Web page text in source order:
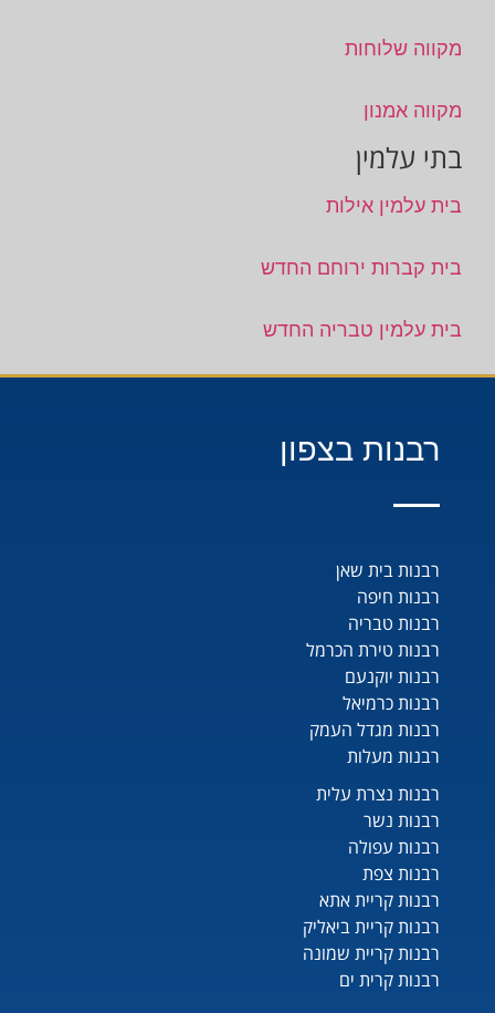
מקווה שלוחות
מקווה אמנון
בתי עלמין
בית עלמין אילות
בית קברות ירוחם החדש
בית עלמין טבריה החדש
רבנות בצפון
רבנות בית שאן
רבנות חיפה
רבנות טבריה
רבנות טירת הכרמל
רבנות יוקנעם
רבנות כרמיאל
רבנות מגדל העמק
רבנות מעלות
רבנות נצרת עלית
רבנות נשר
רבנות עפולה
רבנות צפת
רבנות קריית אתא
רבנות קריית ביאליק
רבנות קריית שמונה
רבנות קרית ים